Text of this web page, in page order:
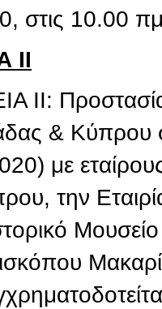
στις 10.00
Προστασία
& Κύπρου
με
την